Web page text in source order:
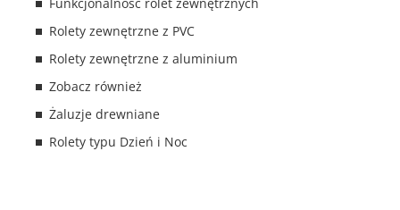
Funkcjonalność rolet zewnętrznych
Rolety zewnętrzne z PVC
Rolety zewnętrzne z aluminium
Zobacz również
Żaluzje drewniane
Rolety typu Dzień i Noc